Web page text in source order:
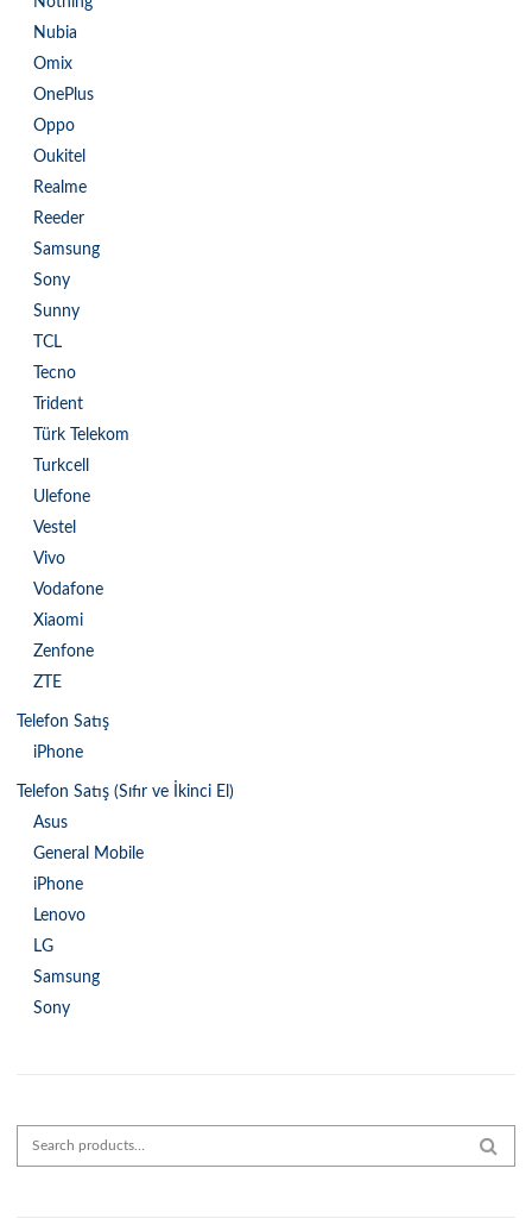
Nubia
Omix
OnePlus
Oppo
Oukitel
Realme
Reeder
Samsung
Sony
Sunny
TCL
Tecno
Trident
Türk Telekom
Turkcell
Ulefone
Vestel
Vivo
Vodafone
Xiaomi
Zenfone
ZTE
Telefon Satış
iPhone
Telefon Satış (Sıfır ve İkinci El)
Asus
General Mobile
iPhone
Lenovo
LG
Samsung
Sony
Search for: